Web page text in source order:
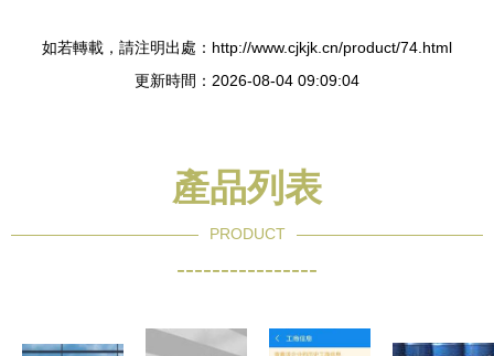
如若轉載，請注明出處：http://www.cjkjk.cn/product/74.html
更新時間：2026-08-04 09:09:04
產品列表
PRODUCT
----------------